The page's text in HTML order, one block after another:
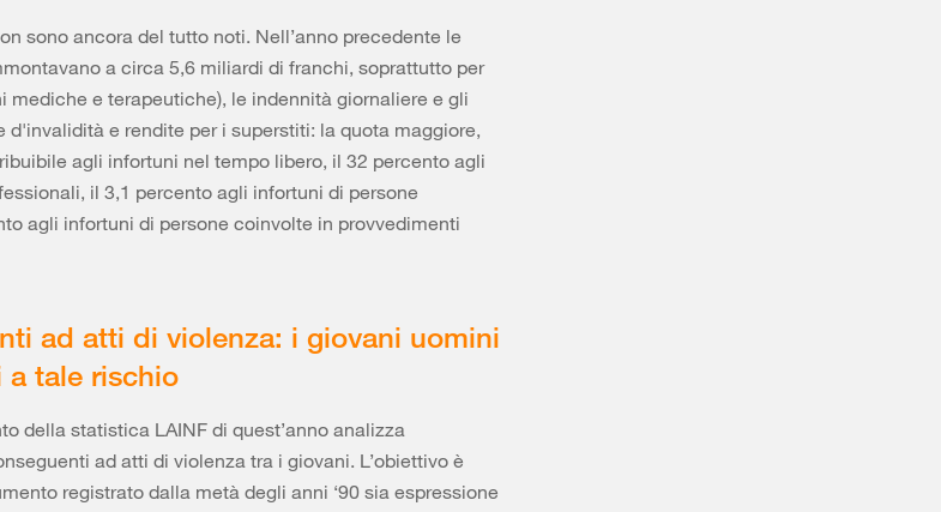
sono ancora del tutto noti. Nell’anno precedente le
a circa 5,6 miliardi di franchi, soprattutto per
mediche e terapeutiche), le indennità giornaliere e gli
e rendite per i superstiti: la quota maggiore,
agli infortuni nel tempo libero, il 32 percento agli
il 3,1 percento agli infortuni di persone
agli infortuni di persone coinvolte in provvedimenti
ad atti di violenza: i giovani uomini
tale rischio
della statistica LAINF di quest’anno analizza
ad atti di violenza tra i giovani. L’obiettivo è
registrato dalla metà degli anni ‘90 sia espressione